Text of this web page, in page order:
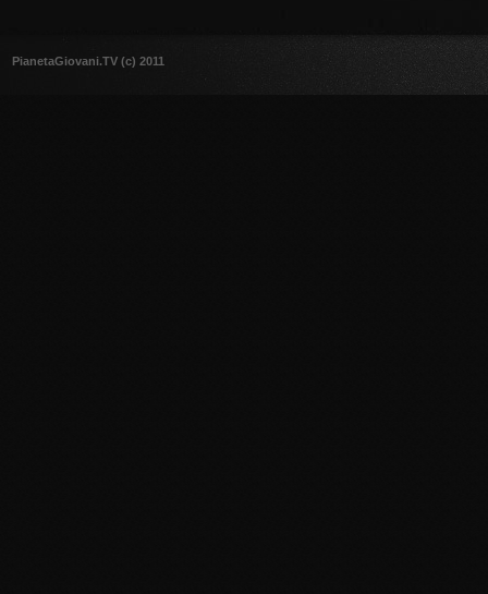
PianetaGiovani.TV (c) 2011